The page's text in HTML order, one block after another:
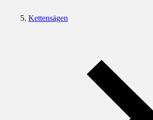
Kettensägen